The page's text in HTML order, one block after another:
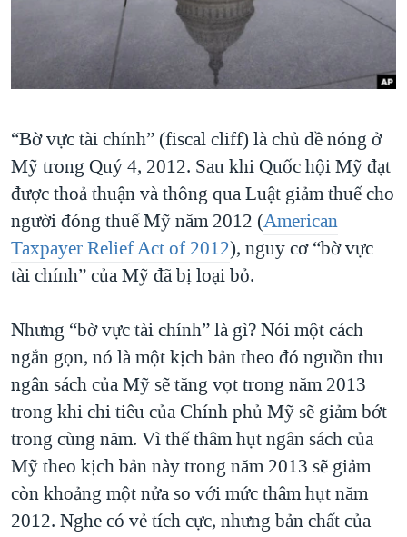
NGƯỜI VIỆT HẢI NGOẠI
SỨC KHOẺ
THỂ THAO
GIÁO DỤC
HÀNH TRÌNH BẦU CỬ 2024
MỘT NĂM CHIẾN TRANH TẠI DẢI GAZA
NGÀY TỊ NẠN THẾ GIỚI
TRỊNH VĨNH BÌNH - NGƯỜI HẠ 'BÊN THẮNG CUỘC'
GROUND ZERO – XƯA VÀ NAY
CHI PHÍ CHIẾN TRANH AFGHANISTAN
CÁC GIÁ TRỊ CỘNG HÒA Ở VIỆT NAM
TRỊNH VĨNH BÌNH VS. CHÍNH PHỦ VIỆT NAM
NGƯ DÂN VIỆT VÀ LÀN SÓNG TRỘM HẢI SÂM
BÊN KIA QUỐC LỘ: TIẾNG VỌNG TỪ NÔNG THÔN MỸ
QUAN HỆ VIỆT MỸ
Ngôn ngữ khác
“Bờ vực tài chính” (fiscal cliff) là chủ đề nóng ở
Mỹ trong Quý 4, 2012. Sau khi Quốc hội Mỹ đạt
được thoả thuận và thông qua Luật giảm thuế cho
người đóng thuế Mỹ năm 2012 (American
Taxpayer Relief Act of 2012), nguy cơ “bờ vực
tài chính” của Mỹ đã bị loại bỏ.
Nhưng “bờ vực tài chính” là gì? Nói một cách
ngắn gọn, nó là một kịch bản theo đó nguồn thu
ngân sách của Mỹ sẽ tăng vọt trong năm 2013
trong khi chi tiêu của Chính phủ Mỹ sẽ giảm bớt
trong cùng năm. Vì thế thâm hụt ngân sách của
Mỹ theo kịch bản này trong năm 2013 sẽ giảm
còn khoảng một nửa so với mức thâm hụt năm
2012. Nghe có vẻ tích cực, nhưng bản chất của